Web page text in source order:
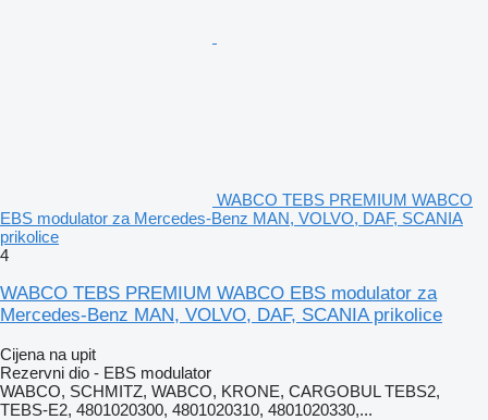
WABCO TEBS PREMIUM WABCO
EBS modulator za Mercedes-Benz MAN, VOLVO, DAF, SCANIA
prikolice
4
WABCO TEBS PREMIUM WABCO EBS modulator za
Mercedes-Benz MAN, VOLVO, DAF, SCANIA prikolice
Cijena na upit
Rezervni dio - EBS modulator
WABCO, SCHMITZ, WABCO, KRONE, CARGOBUL TEBS2,
TEBS-E2, 4801020300, 4801020310, 4801020330,...